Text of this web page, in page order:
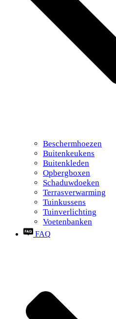
Beschermhoezen
Buitenkeukens
Buitenkleden
Opbergboxen
Schaduwdoeken
Terrasverwarming
Tuinkussens
Tuinverlichting
Voetenbanken
FAQ